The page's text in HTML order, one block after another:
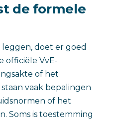
de formele
doet er goed
officiële VvE-
of het
vaak bepalingen
of het
Soms is toestemming